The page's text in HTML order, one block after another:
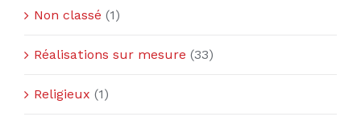
Non classé (1)
Réalisations sur mesure (33)
Religieux (1)